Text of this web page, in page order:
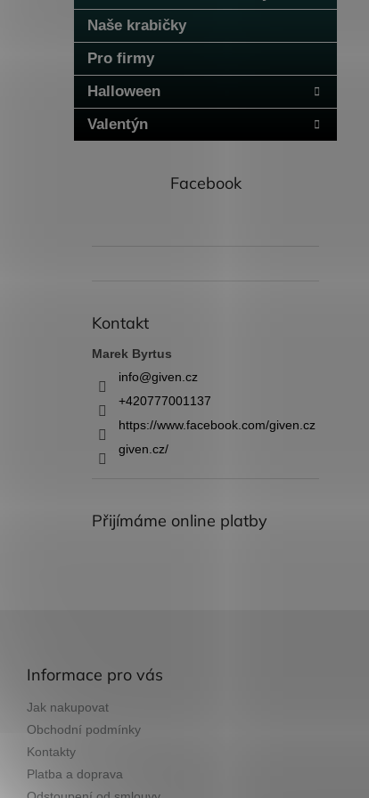
n
Naše krabičky
Pro firmy
Halloween
Valentýn
Facebook
Kontakt
Marek Byrtus
info@given.cz
+420777001137
https://www.facebook.com/given.cz
given.cz/
Přijímáme online platby
Informace pro vás
Jak nakupovat
Obchodní podmínky
Kontakty
Platba a doprava